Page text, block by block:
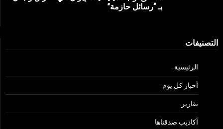
بـ “رسائل حازمة”
التصنيفات
الرئيسية
أخبار كل يوم
تقارير
أكاذيب صدقناها